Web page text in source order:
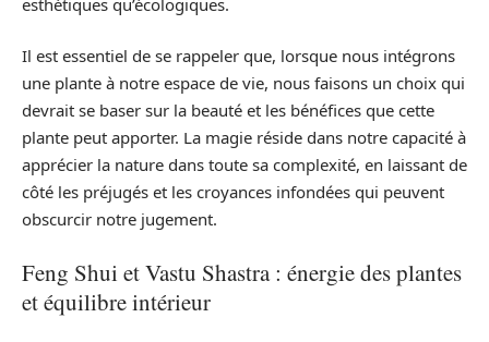
Il est essentiel de se rappeler que, lorsque nous intégrons
une plante à notre espace de vie, nous faisons un choix qui
devrait se baser sur la beauté et les bénéfices que cette
plante peut apporter. La magie réside dans notre capacité à
apprécier la nature dans toute sa complexité, en laissant de
côté les préjugés et les croyances infondées qui peuvent
obscurcir notre jugement.
Feng Shui et Vastu Shastra : énergie des plantes
et équilibre intérieur